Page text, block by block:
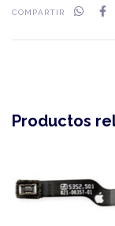
COMPARTIR
Productos